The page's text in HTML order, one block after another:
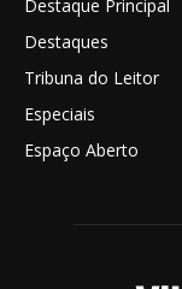
Destaque Principal
Destaques
Tribuna do Leitor
Especiais
Espaço Aberto